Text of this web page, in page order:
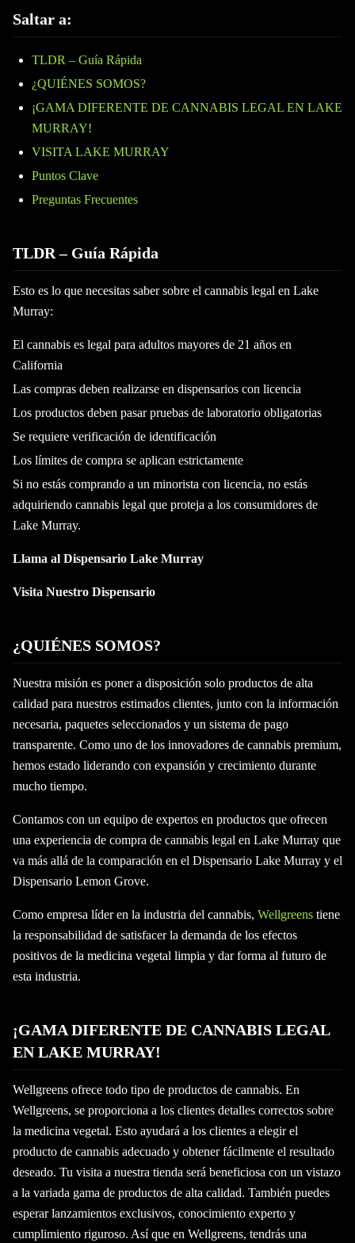
Saltar a:
TLDR – Guía Rápida
¿QUIÉNES SOMOS?
¡GAMA DIFERENTE DE CANNABIS LEGAL EN LAKE
MURRAY!
VISITA LAKE MURRAY
Puntos Clave
Preguntas Frecuentes
TLDR – Guía Rápida
Esto es lo que necesitas saber sobre el cannabis legal en Lake
Murray:
El cannabis es legal para adultos mayores de 21 años en
California
Las compras deben realizarse en dispensarios con licencia
Los productos deben pasar pruebas de laboratorio obligatorias
Se requiere verificación de identificación
Los límites de compra se aplican estrictamente
Si no estás comprando a un minorista con licencia, no estás
adquiriendo cannabis legal que proteja a los consumidores de
Lake Murray.
Llama al Dispensario Lake Murray
Visita Nuestro Dispensario
¿QUIÉNES SOMOS?
Nuestra misión es poner a disposición solo productos de alta
calidad para nuestros estimados clientes, junto con la información
necesaria, paquetes seleccionados y un sistema de pago
transparente. Como uno de los innovadores de cannabis premium,
hemos estado liderando con expansión y crecimiento durante
mucho tiempo.
Contamos con un equipo de expertos en productos que ofrecen
una experiencia de compra de cannabis legal en Lake Murray que
va más allá de la comparación en el Dispensario Lake Murray y el
Dispensario Lemon Grove.
Como empresa líder en la industria del cannabis, Wellgreens tiene
la responsabilidad de satisfacer la demanda de los efectos
positivos de la medicina vegetal limpia y dar forma al futuro de
esta industria.
¡GAMA DIFERENTE DE CANNABIS LEGAL
EN LAKE MURRAY!
Wellgreens ofrece todo tipo de productos de cannabis. En
Wellgreens, se proporciona a los clientes detalles correctos sobre
la medicina vegetal. Esto ayudará a los clientes a elegir el
producto de cannabis adecuado y obtener fácilmente el resultado
deseado. Tu visita a nuestra tienda será beneficiosa con un vistazo
a la variada gama de productos de alta calidad. También puedes
esperar lanzamientos exclusivos, conocimiento experto y
cumplimiento riguroso. Así que en Wellgreens, tendrás una